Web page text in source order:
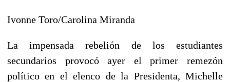
Ivonne Toro/Carolina Miranda
La impensada rebelión de los estudiantes
secundarios provocó ayer el primer remezón
político en el elenco de la Presidenta, Michelle